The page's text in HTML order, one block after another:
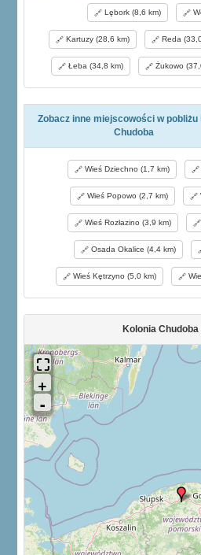
Lębork (8,6 km)
Kartuzy (28,6 km) Reda
Łeba (34,8 km) Żukowo
Zobacz inne miejscowości w pobliżu
Chudoba
Wieś Dziechno (1,7 km)
Wieś Popowo (2,7 km)
Wieś Rozłazino (3,9 km)
Osada Okalice (4,4 km)
Wieś Kętrzyno (5,0 km)
Kolonia